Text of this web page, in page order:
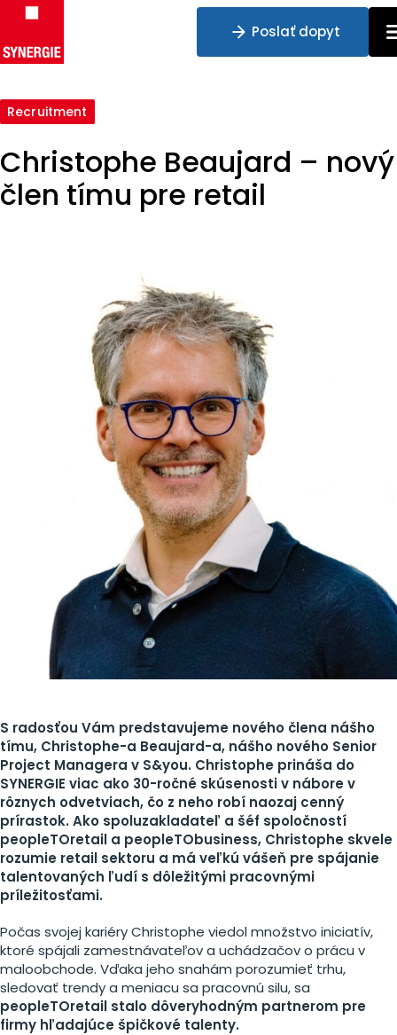
Preskočiť na obsah
Poslať dopyt
Recruitment
Christophe Beaujard – nový
člen tímu pre retail
S radosťou Vám predstavujeme nového člena nášho
tímu, Christophe-a Beaujard-a, nášho nového Senior
Project Managera v S&you. Christophe prináša do
SYNERGIE viac ako 30-ročné skúsenosti v nábore v
rôznych odvetviach, čo z neho robí naozaj cenný
prírastok. Ako spoluzakladateľ a šéf spoločností
peopleTOretail a peopleTObusiness, Christophe skvele
rozumie retail sektoru a má veľkú vášeň pre spájanie
talentovaných ľudí s dôležitými pracovnými
príležitosťami.
Počas svojej kariéry Christophe viedol množstvo iniciatív,
ktoré spájali zamestnávateľov a uchádzačov o prácu v
maloobchode. Vďaka jeho snahám porozumieť trhu,
sledovať trendy a meniacu sa pracovnú silu, sa
peopleTOretail stalo dôveryhodným partnerom pre
firmy hľadajúce špičkové talenty.